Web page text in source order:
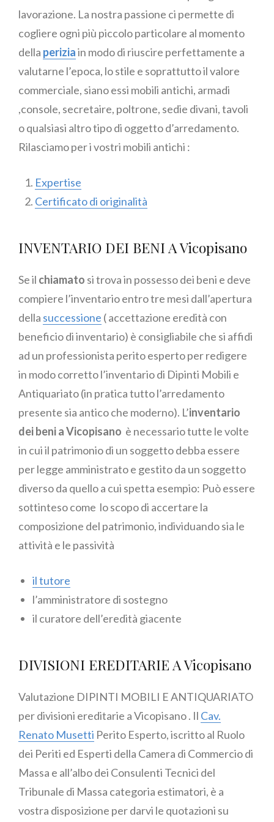
lavorazione. La nostra passione ci permette di
cogliere ogni più piccolo particolare al momento
della periziain modo di riuscire perfettamente a
valutarne l’epoca, lo stile e soprattutto il valore
commerciale, siano essi mobili antichi, armadi
,console, secretaire, poltrone, sedie divani, tavoli
o qualsiasi altro tipo di oggetto d’arredamento.
Rilasciamo per i vostri mobili antichi :
Expertise
Certificato di originalità
INVENTARIO DEI BENI A Vicopisano
Se il chiamato si trova in possesso dei beni e deve
compiere l’inventario entro tre mesi dall’apertura
della successione ( accettazione eredità con
beneficio di inventario) è consigliabile che si affidi
ad un professionista perito esperto per redigere
in modo corretto l’inventario di Dipinti Mobili e
Antiquariato (in pratica tutto l’arredamento
presente sia antico che moderno). L’inventario
dei beni a Vicopisano è necessario tutte le volte
in cui il patrimonio di un soggetto debba essere
per legge amministrato e gestito da un soggetto
diverso da quello a cui spetta esempio: Può essere
sottinteso come lo scopo di accertare la
composizione del patrimonio, individuando sia le
attività e le passività
il tutore
l’amministratore di sostegno
il curatore dell’eredità giacente
DIVISIONI EREDITARIE A Vicopisano
Valutazione DIPINTI MOBILI E ANTIQUARIATO
per divisioni ereditarie a Vicopisano . Il Cav.
Renato Musetti Perito Esperto, iscritto al Ruolo
dei Periti ed Esperti della Camera di Commercio di
Massa e all’albo dei Consulenti Tecnici del
Tribunale di Massa categoria estimatori, è a
vostra disposizione per darvi le quotazioni su